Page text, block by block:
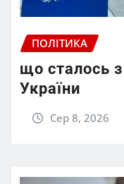
ПОЛІТИКА
що сталось
України
Сер 8, 2026